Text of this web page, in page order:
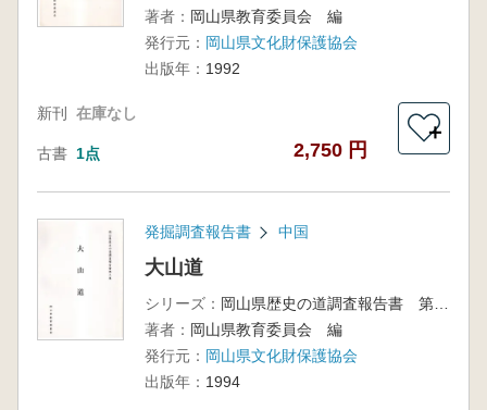
著者： 岡山県教育委員会 編
発行元： 岡山県文化財保護協会
出版年： 1992
新刊 在庫なし
古書 1点 2,750 円
＋
発掘調査報告書 中国
大山道
シリーズ：
岡山県歴史の道調査報告書 第8集
著者： 岡山県教育委員会 編
発行元： 岡山県文化財保護協会
出版年： 1994